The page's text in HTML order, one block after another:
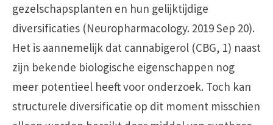
gezelschapsplanten en hun gelijktijdige
diversificaties (Neuropharmacology. 2019 Sep 20).
Het is aannemelijk dat cannabigerol (CBG, 1) naast
zijn bekende biologische eigenschappen nog
meer potentieel heeft voor onderzoek. Toch kan
structurele diversificatie op dit moment misschien